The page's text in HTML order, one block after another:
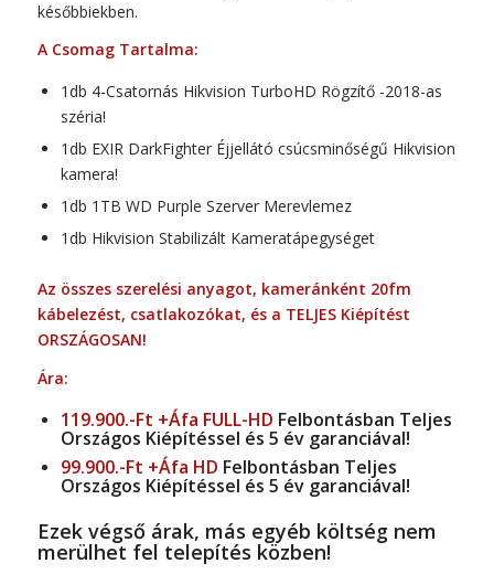
későbbiekben.
A Csomag Tartalma:
1db 4-Csatornás Hikvision TurboHD Rögzítő -2018-as
széria!
1db EXIR DarkFighter Éjjellátó csúcsminőségű Hikvision
kamera!
1db 1TB WD Purple Szerver Merevlemez
1db Hikvision Stabilizált Kameratápegységet
Az összes szerelési anyagot, kameránként 20fm
kábelezést, csatlakozókat, és a TELJES Kiépítést
ORSZÁGOSAN!
Ára:
119.900.-Ft +Áfa FULL-HD Felbontásban Teljes
Országos Kiépítéssel és 5 év garanciával!
99.900.-Ft +Áfa HD Felbontásban Teljes
Országos Kiépítéssel és 5 év garanciával!
Ezek végső árak, más egyéb költség nem
merülhet fel telepítés közben!